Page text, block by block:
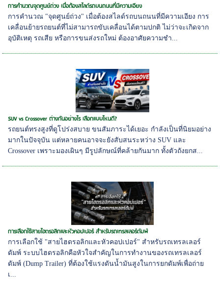
การคำนวณจุดศูนย์ถ่วง เมื่อต้องสไลด์รถบนถนนที่มีความเอียง
การคำนวณ "จุดศูนย์ถ่วง" เมื่อต้องสไลด์รถบนถนนที่มีความเอียง การ
เคลื่อนย้ายรถยนต์ที่ไม่สามารถขับเคลื่อนได้ตามปกติ ไม่ว่าจะเกิดจาก
อุบัติเหตุ รถเสีย หรือการขนส่งรถใหม่ ต้องอาศัยความชำ...
SUV vs Crossover ต่างกันอย่างไร เลือกแบบไหนดี?
รถยนต์ทรงสูงที่ดูโปร่งสบาย ขนสัมภาระได้เยอะ กำลังเป็นที่นิยมอย่าง
มากในปัจจุบัน แต่หลายคนอาจจะยังสับสนระหว่าง SUV และ
Crossover เพราะมองเผินๆ มีรูปลักษณ์ที่คล้ายกันมาก ทั้งตัวถังยกส...
การเลือกใช้สายไฮดรอลิกและหัวคอปเปอร์ สำหรับรถเทรลเลอร์ดัมพ์
การเลือกใช้ "สายไฮดรอลิกและหัวคอปเปอร์" สำหรับรถเทรลเลอร์
ดัมพ์ ระบบไฮดรอลิกคือหัวใจสำคัญในการทำงานของรถเทรลเลอร์
ดัมพ์ (Dump Trailer) ที่ต้องใช้แรงดันน้ำมันสูงในการยกดัมพ์เพื่อถ่าย
เ...